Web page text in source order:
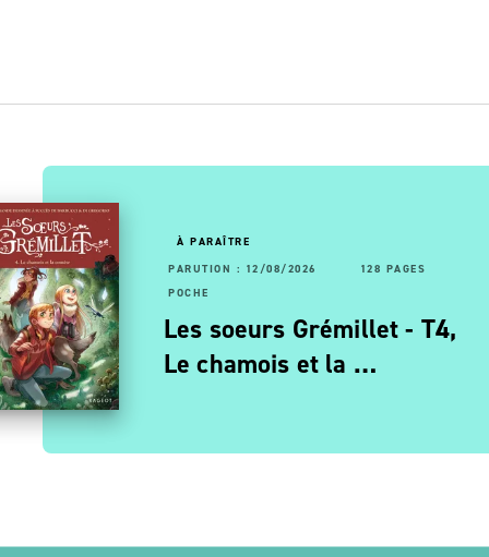
PAGES: 22/04/2026
160 PAGES
à la cour de
- Une reine en…
À PARAÎTRE
PARUTION : 12/08/2026
128 PAGES
POCHE
Les soeurs Grémillet - T4,
Le chamois et la …